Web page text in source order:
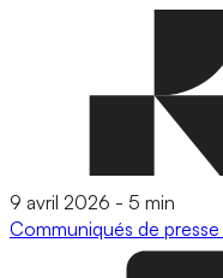
9 avril 2026 - 5 min
Communiqués de presse